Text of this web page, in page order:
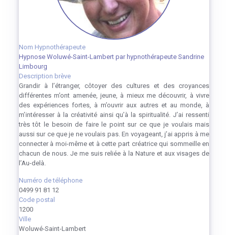
Nom Hypnothérapeute
Hypnose Woluwé-Saint-Lambert par hypnothérapeute Sandrine
Limbourg
Description brève
Grandir à l’étranger, côtoyer des cultures et des croyances
différentes m’ont amenée, jeune, à mieux me découvrir, à vivre
des expériences fortes, à m’ouvrir aux autres et au monde, à
m’intéresser à la créativité ainsi qu’à la spiritualité. J’ai ressenti
très tôt le besoin de faire le point sur ce que je voulais mais
aussi sur ce que je ne voulais pas. En voyageant, j’ai appris à me
connecter à moi-même et à cette part créatrice qui sommeille en
chacun de nous. Je me suis reliée à la Nature et aux visages de
l’Au-delà.
Numéro de téléphone
0499 91 81 12
Code postal
1200
Ville
Woluwé-Saint-Lambert